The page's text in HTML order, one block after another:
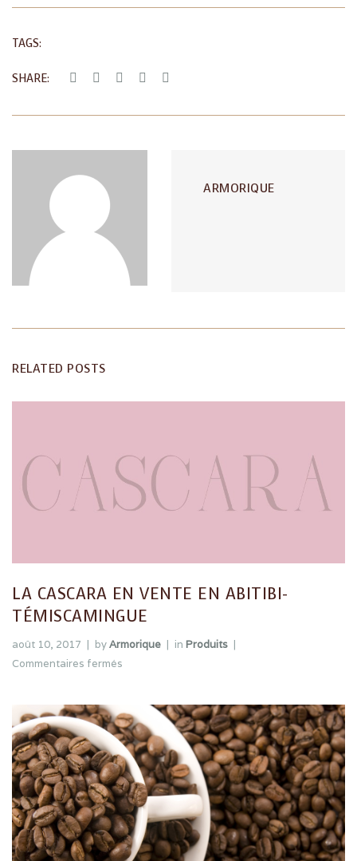
TAGS:
SHARE:
ARMORIQUE
RELATED POSTS
LA CASCARA EN VENTE EN ABITIBI-
TÉMISCAMINGUE
août 10, 2017 byArmorique in Produits
Commentaires fermés